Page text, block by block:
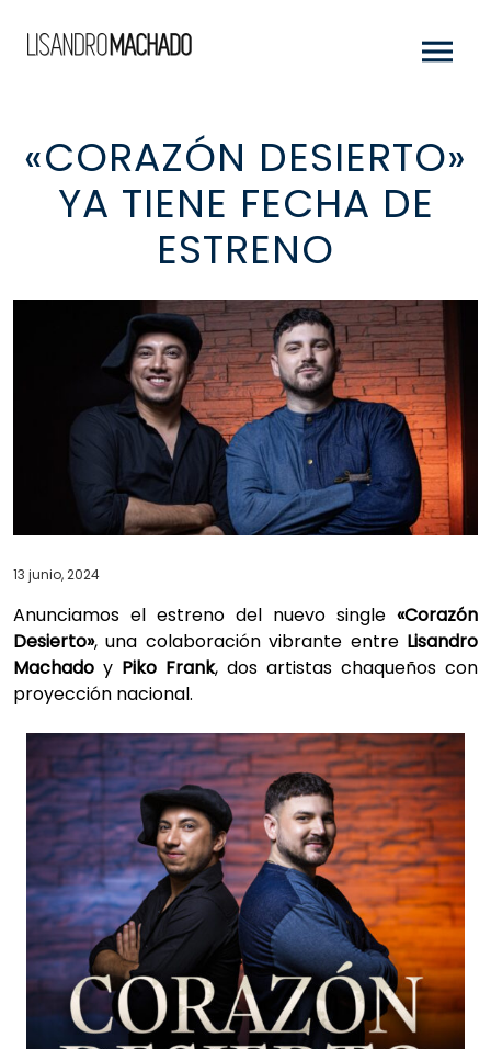
«CORAZÓN DESIERTO»
YA TIENE FECHA DE
ESTRENO
13 junio, 2024
Anunciamos el estreno del nuevo single «Corazón
Desierto», una colaboración vibrante entre Lisandro
Machado y Piko Frank, dos artistas chaqueños con
proyección nacional.